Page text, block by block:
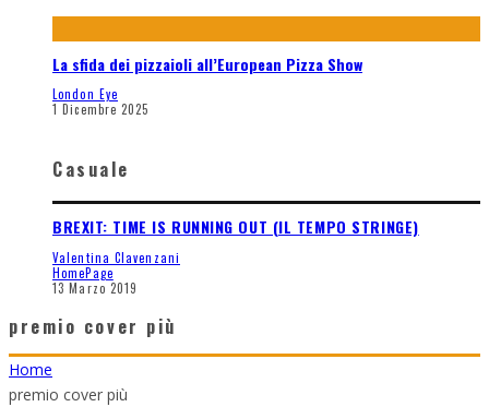
La sfida dei pizzaioli all’European Pizza Show
London Eye
1 Dicembre 2025
Casuale
BREXIT: TIME IS RUNNING OUT (IL TEMPO STRINGE)
Valentina Clavenzani
HomePage
13 Marzo 2019
premio cover più
Home
premio cover più